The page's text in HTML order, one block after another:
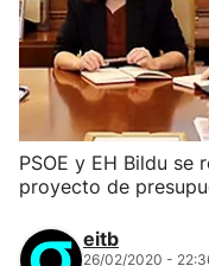
PSOE y EH Bildu se
proyecto de
eitb
26/02/2020 -